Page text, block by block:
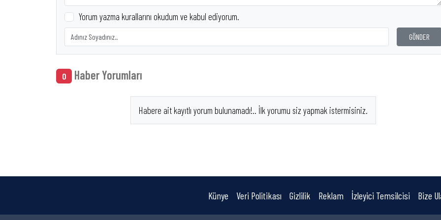
Yorum yazma kurallarını okudum ve kabul ediyorum.
GÖNDER
0 Haber Yorumları
Habere ait kayıtlı yorum bulunamadı!.. İlk yorumu siz yapmak istermisiniz.
Künye Veri Politikası Gizlilik Reklam İzleyici Temsilcisi Bize